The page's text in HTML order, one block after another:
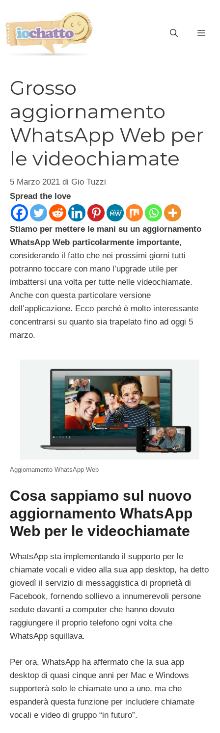
contenuto
Grosso
aggiornamento
WhatsApp Web per
le videochiamate
5 Marzo 2021 di Gio Tuzzi
Spread the love
Stiamo per mettere le mani su un aggiornamento
WhatsApp Web particolarmente importante,
considerando il fatto che nei prossimi giorni tutti
potranno toccare con mano l’upgrade utile per
imbattersi una volta per tutte nelle videochiamate.
Anche con questa particolare versione
dell’applicazione. Ecco perché è molto interessante
concentrarsi su quanto sia trapelato fino ad oggi 5
marzo.
Aggiornamento WhatsApp Web
Cosa sappiamo sul nuovo
aggiornamento WhatsApp
Web per le videochiamate
WhatsApp sta implementando il supporto per le
chiamate vocali e video alla sua app desktop, ha detto
giovedì il servizio di messaggistica di proprietà di
Facebook, fornendo sollievo a innumerevoli persone
sedute davanti a computer che hanno dovuto
raggiungere il proprio telefono ogni volta che
WhatsApp squillava.
Per ora, WhatsApp ha affermato che la sua app
desktop di quasi cinque anni per Mac e Windows
supporterà solo le chiamate uno a uno, ma che
espanderà questa funzione per includere chiamate
vocali e video di gruppo “in futuro”.